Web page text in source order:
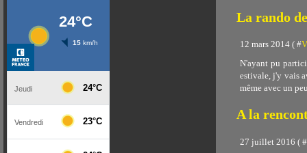
La rando
12 mars 2014 ( #
N'ayant pu
estivale, j'y vais
même avec un
A la
27 juillet 2016 ( #